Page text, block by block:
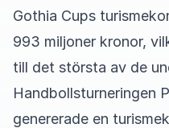
Gothia Cups
993 miljoner kronor,
till det största av de
Handbollsturneringen
genererade en